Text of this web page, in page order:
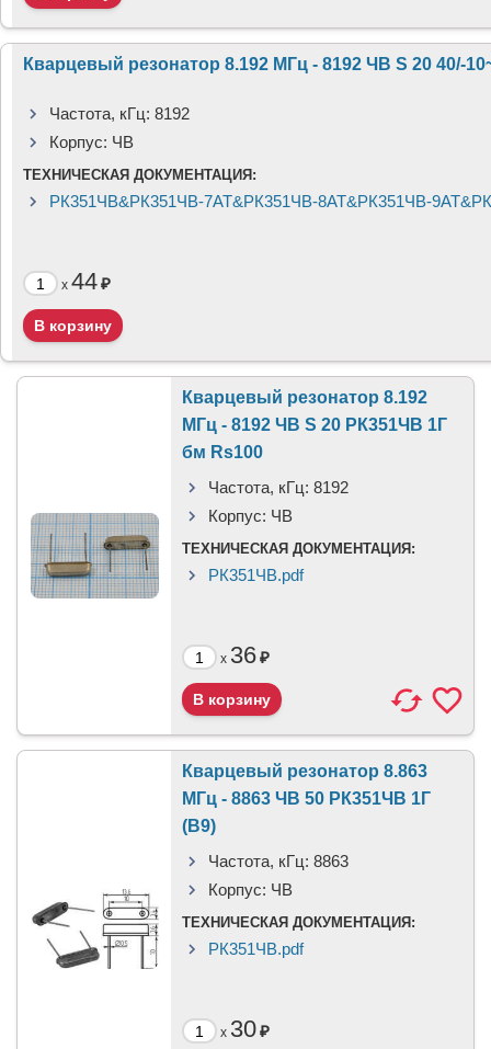
Кварцевый резонатор 8.192 МГц - 8192 ЧВ S 20 40/-
Частота, кГц: 8192
Корпус: ЧВ
ТЕХНИЧЕСКАЯ ДОКУМЕНТАЦИЯ:
РК351ЧВ&РК351ЧВ-7АТ&РК351ЧВ-8АТ&РК351ЧВ-
x 44₽
Кварцевый резонатор 8.192
МГц - 8192 ЧВ S 20 РК351ЧВ 1Г
бм Rs100
Частота, кГц: 8192
Корпус: ЧВ
ТЕХНИЧЕСКАЯ ДОКУМЕНТАЦИЯ:
РК351ЧВ.pdf
x 36₽
Кварцевый резонатор 8.863
МГц - 8863 ЧВ 50 РК351ЧВ 1Г
(В9)
Частота, кГц: 8863
Корпус: ЧВ
ТЕХНИЧЕСКАЯ ДОКУМЕНТАЦИЯ:
РК351ЧВ.pdf
x 30₽